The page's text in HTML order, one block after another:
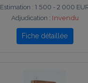
Estimation : 1 500 - 2 000
Adjudication : Invendu
Fiche détaillée